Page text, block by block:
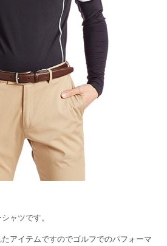
ャツです。
アイテムですのでゴルフでのパフォーマ